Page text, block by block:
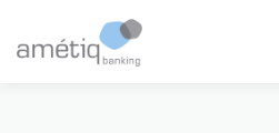
springen